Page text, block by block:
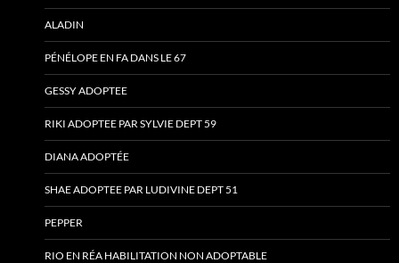
ALADIN
PÉNÉLOPE EN FA DANS LE 67
GESSY ADOPTEE
RIKI ADOPTEE PAR SYLVIE DEPT 59
DIANA ADOPTÉE
SHAE ADOPTEE PAR LUDIVINE DEPT 51
PEPPER
RIO EN RÉA HABILITATION NON ADOPTABLE